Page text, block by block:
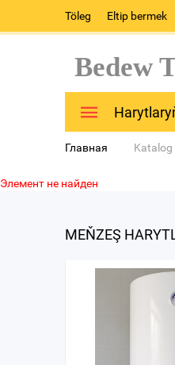
Töleg Eltip bermek
Bedew
Главная Katalog
Элемент не найден
MEŇZEŞ